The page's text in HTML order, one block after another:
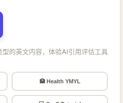
的英文内容，体验AI引用评估工具
🏥 Health YMYL